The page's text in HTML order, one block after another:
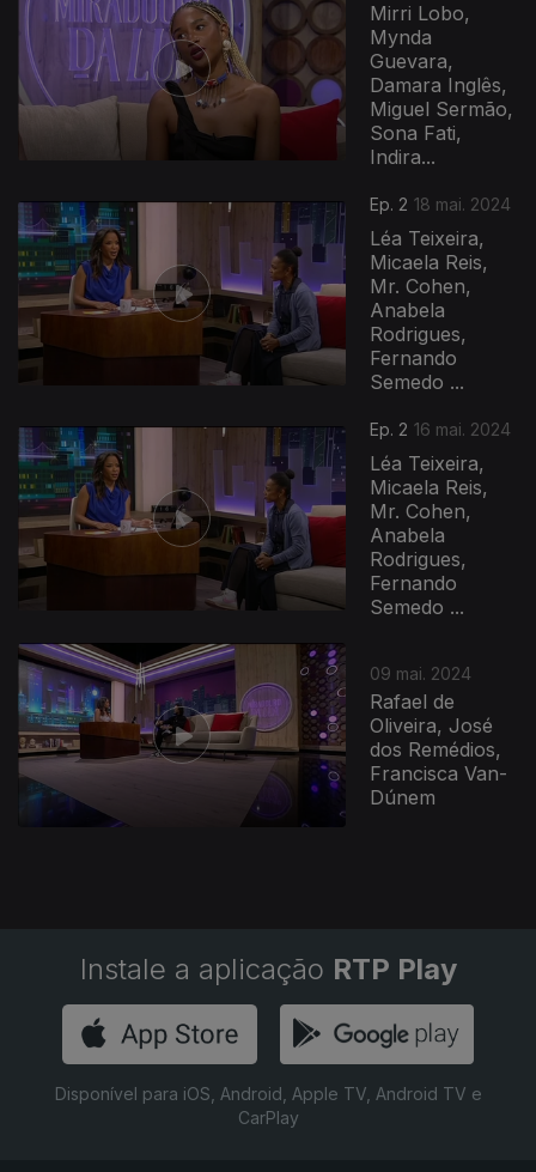
Mirri Lobo,
Mynda
Guevara,
Damara Inglês,
Miguel Sermão,
Sona Fati,
Indira...
Ep. 2 18 mai. 2024
Léa Teixeira,
Micaela Reis,
Mr. Cohen,
Anabela
Rodrigues,
Fernando
Semedo ...
Ep. 2 16 mai. 2024
Léa Teixeira,
Micaela Reis,
Mr. Cohen,
Anabela
Rodrigues,
Fernando
Semedo ...
09 mai. 2024
Rafael de
Oliveira, José
dos Remédios,
Francisca Van-
Dúnem
768143
Instale a aplicação RTP Play
Disponível para iOS, Android, Apple TV, Android TV e
CarPlay